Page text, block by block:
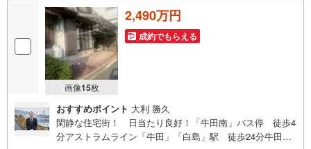
画像15枚
2,490万円
成約でもらえる
おすすめポイント 大利 勝久
閑静な住宅街！ 日当たり良好！「牛田南」バス停 徒歩4
分アストラムライン「牛田」「白島」駅 徒歩24分牛田は